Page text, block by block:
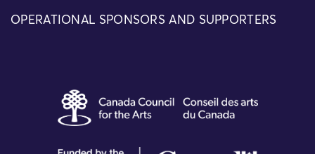
OPERATIONAL SPONSORS AND SUPPORTERS